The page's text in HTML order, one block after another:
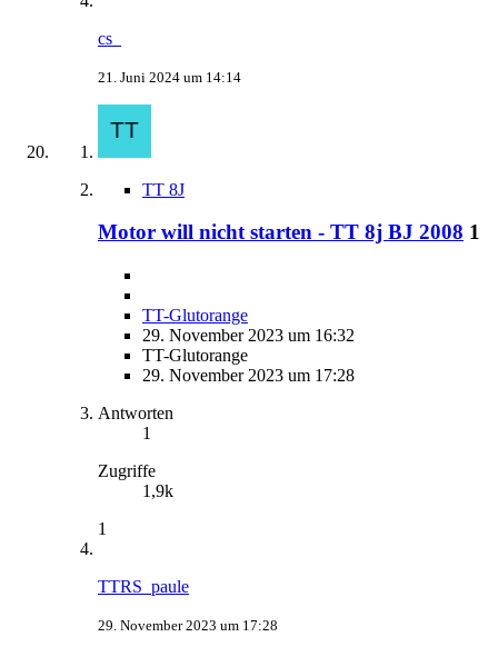
cs_
21. Juni 2024 um 14:14
TT 8J
Motor will nicht starten - TT 8j BJ 2008 1
TT-Glutorange
29. November 2023 um 16:32
TT-Glutorange
29. November 2023 um 17:28
Antworten
1
Zugriffe
1,9k
1
TTRS_paule
29. November 2023 um 17:28